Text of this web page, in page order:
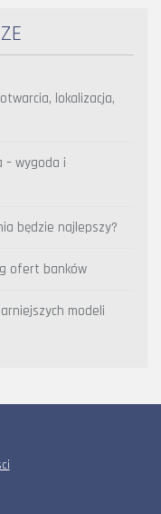
lokalizacja,
– wygoda i
będzie najlepszy?
ofert banków
modeli